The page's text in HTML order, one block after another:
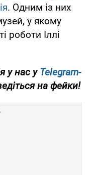
. Одним із них
у якому
роботи Іллі
у нас уTelegram-
на фейки!